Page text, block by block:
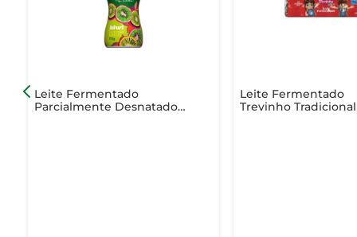
Leite Fermentado
Parcialmente Desnatado
Leite Fermentado
Trevinho